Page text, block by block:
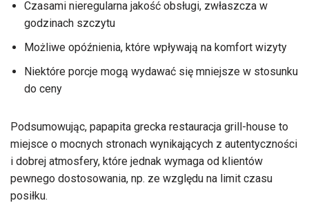
Czasami nieregularna jakość obsługi, zwłaszcza w
godzinach szczytu
Możliwe opóźnienia, które wpływają na komfort wizyty
Niektóre porcje mogą wydawać się mniejsze w stosunku
do ceny
Podsumowując, papapita grecka restauracja grill-house to
miejsce o mocnych stronach wynikających z autentyczności
i dobrej atmosfery, które jednak wymaga od klientów
pewnego dostosowania, np. ze względu na limit czasu
posiłku.